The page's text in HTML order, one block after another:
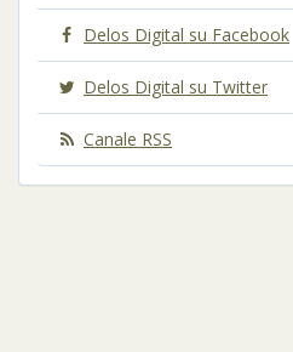
Delos Digital su Facebook
Delos Digital su Twitter
Canale RSS